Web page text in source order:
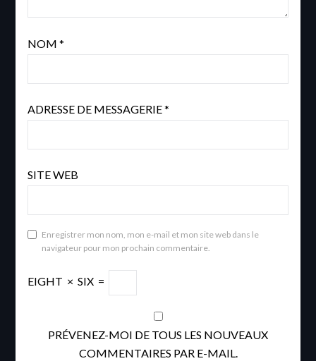
NOM *
ADRESSE DE MESSAGERIE*
SITE WEB
Enregistrer mon nom, mon e-mail et mon site web dans le
navigateur pour mon prochain commentaire.
EIGHT × SIX =
PRÉVENEZ-MOI DE TOUS LES NOUVEAUX
COMMENTAIRES PAR E-MAIL.